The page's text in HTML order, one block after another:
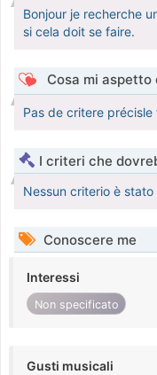
Bonjour je recherche
si cela doit se faire.
Cosa mi
Pas de critere précisle
I criteri che
Nessun criterio è
Conoscere me
Interessi
Non specificato
Gusti musicali